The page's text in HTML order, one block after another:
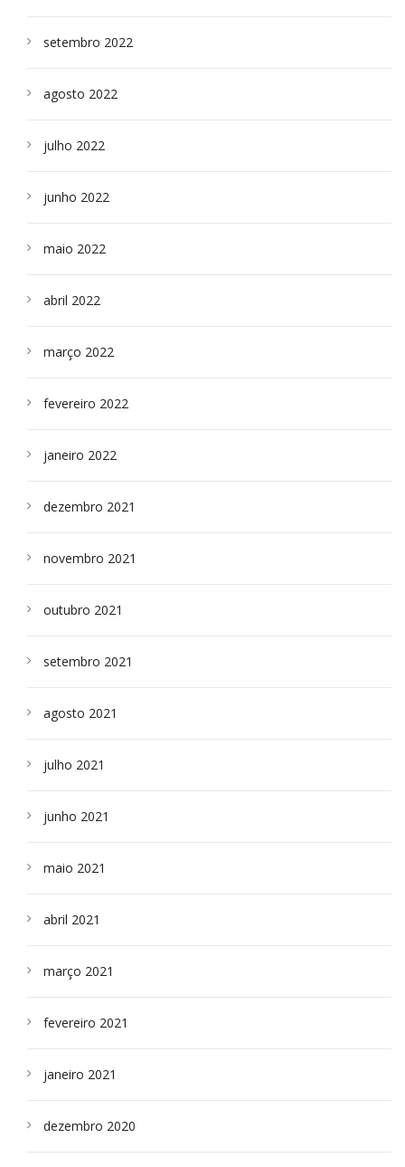
setembro 2022
agosto 2022
julho 2022
junho 2022
maio 2022
abril 2022
março 2022
fevereiro 2022
janeiro 2022
dezembro 2021
novembro 2021
outubro 2021
setembro 2021
agosto 2021
julho 2021
junho 2021
maio 2021
abril 2021
março 2021
fevereiro 2021
janeiro 2021
dezembro 2020